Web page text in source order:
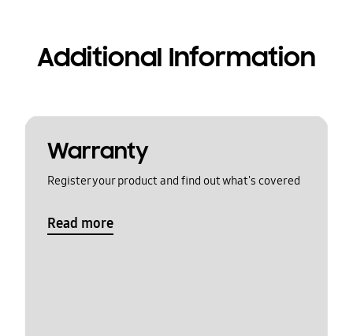
Additional Information
Warranty
Register your product and find out what's covered
Read more